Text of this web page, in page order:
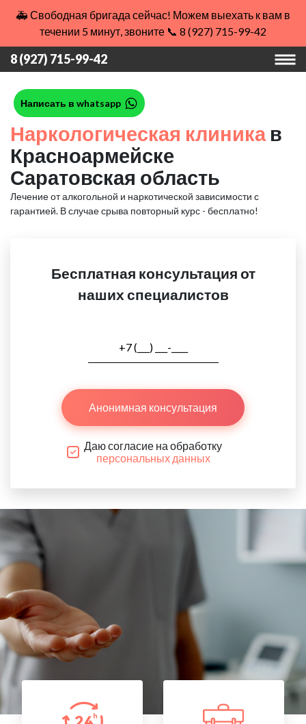
🚑 Свободная бригада сейчас! Можем выехать к вам в
течении 5 минут, звоните 📞 8 (927) 715-99-42
8 (927) 715-99-42
Написать в whatsapp
Наркологическая клиникав
Красноармейске
Саратовская область
Лечение от алкогольной и наркотической зависимости с
гарантией. В случае срыва повторный курс - бесплатно!
Бесплатная консультация от
наших специалистов
Анонимная консультация
Даю согласие на обработку
персональных данных